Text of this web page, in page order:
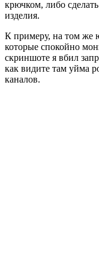
крючком, либо
изделия.
К примеру, на том же
которые спокойно
скриншоте я вбил
как видите там уйма
каналов.